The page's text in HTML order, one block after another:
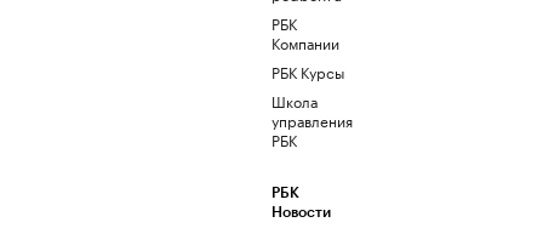
РБК
Компании
РБК Курсы
Школа
управления
РБК
РБК
Новости